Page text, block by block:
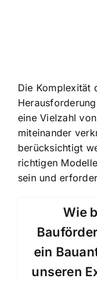
Die Komplexität
eine Vielzahl
miteinander
berücksichtigt
richtigen
sein und
Wie
ein
unseren